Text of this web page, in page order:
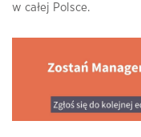
w całej Polsce.